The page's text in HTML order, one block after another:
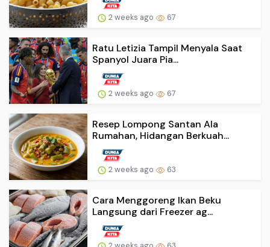
2 weeks ago 67
Ratu Letizia Tampil Menyala Saat
Spanyol Juara Pia...
2 weeks ago 67
Resep Lompong Santan Ala
Rumahan, Hidangan Berkuah...
2 weeks ago 63
Cara Menggoreng Ikan Beku
Langsung dari Freezer ag...